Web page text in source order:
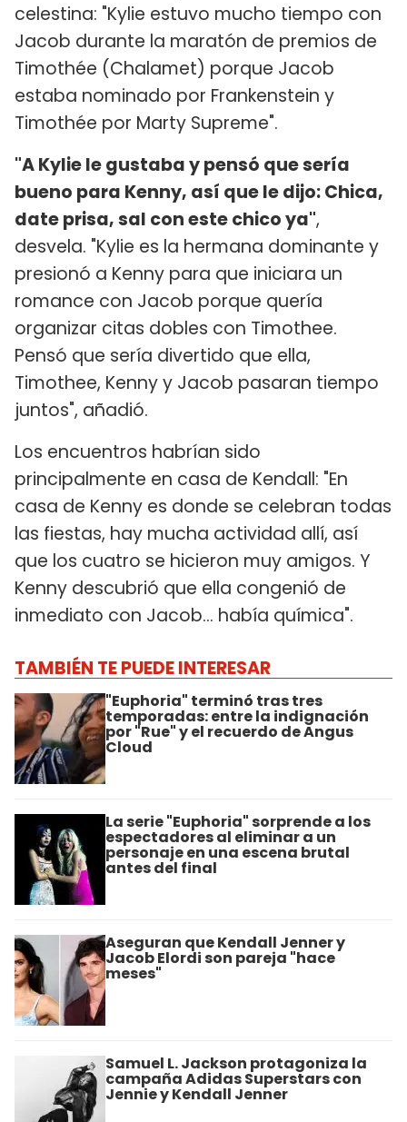
celestina: "Kylie estuvo mucho tiempo con
Jacob durante la maratón de premios de
Timothée (Chalamet) porque Jacob
estaba nominado por Frankenstein y
Timothée por Marty Supreme".
"A Kylie le gustaba y pensó que sería
bueno para Kenny, así que le dijo: Chica,
date prisa, sal con este chico ya",
desvela. "Kylie es la hermana dominante y
presionó a Kenny para que iniciara un
romance con Jacob porque quería
organizar citas dobles con Timothee.
Pensó que sería divertido que ella,
Timothee, Kenny y Jacob pasaran tiempo
juntos", añadió.
Los encuentros habrían sido
principalmente en casa de Kendall: "En
casa de Kenny es donde se celebran todas
las fiestas, hay mucha actividad allí, así
que los cuatro se hicieron muy amigos. Y
Kenny descubrió que ella congenió de
inmediato con Jacob... había química".
TAMBIÉN TE PUEDE INTERESAR
"Euphoria" terminó tras tres
temporadas: entre la indignación
por "Rue" y el recuerdo de Angus
Cloud
La serie "Euphoria" sorprende a los
espectadores al eliminar a un
personaje en una escena brutal
antes del final
Aseguran que Kendall Jenner y
Jacob Elordi son pareja "hace
meses"
Samuel L. Jackson protagoniza la
campaña Adidas Superstars con
Jennie y Kendall Jenner